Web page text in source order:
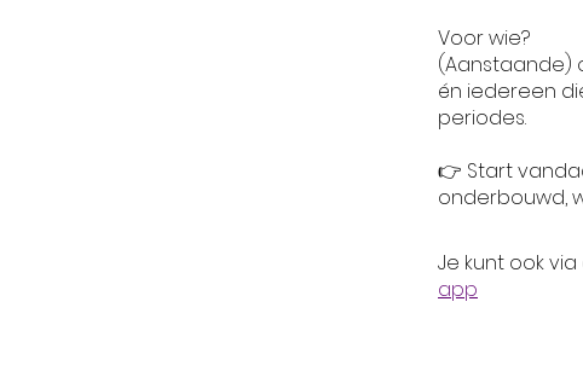
Voor wie?
(Aanstaande)
én iedereen
periodes.
👉 Start
Je kunt ook
app